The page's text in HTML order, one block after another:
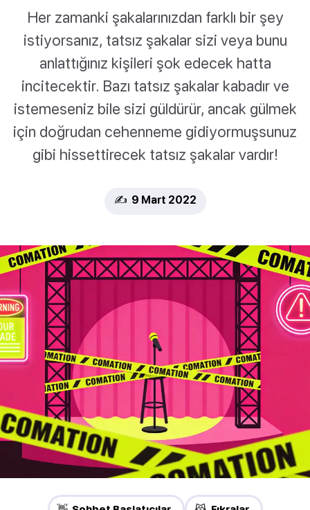
Her zamanki şakalarınızdan farklı bir şey
istiyorsanız, tatsız şakalar sizi veya bunu
anlattığınız kişileri şok edecek hatta
incitecektir. Bazı tatsız şakalar kabadır ve
istemeseniz bile sizi güldürür, ancak gülmek
için doğrudan cehenneme gidiyormuşsunuz
gibi hissettirecek tatsız şakalar vardır!
✍️ 9 Mart 2022